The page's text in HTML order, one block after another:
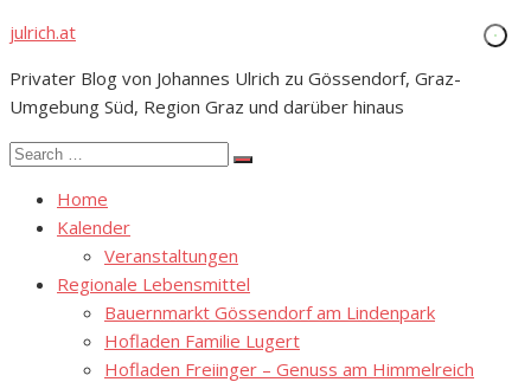
Skip
content
julrich.at
Privater Blog von Johannes Ulrich zu Gössendorf, Graz-
Umgebung Süd, Region Graz und darüber hinaus
Search
Search
Home
Kalender
Veranstaltungen
Regionale Lebensmittel
Bauernmarkt Gössendorf am Lindenpark
Hofladen Familie Lugert
Hofladen Freiinger – Genuss am Himmelreich